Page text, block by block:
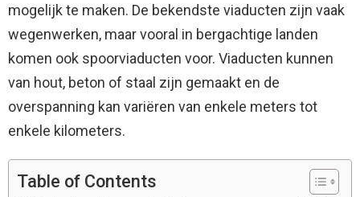
mogelijk te maken. De bekendste viaducten zijn vaak
wegenwerken, maar vooral in bergachtige landen
komen ook spoorviaducten voor. Viaducten kunnen
van hout, beton of staal zijn gemaakt en de
overspanning kan variëren van enkele meters tot
enkele kilometers.
Table of Contents